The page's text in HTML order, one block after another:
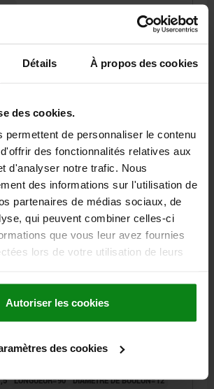
Détails À propos des cookies
des cookies.
permettent de personnaliser le contenu
des fonctionnalités relatives aux
d'analyser notre trafic. Nous
des informations sur l'utilisation de
partenaires de médias sociaux, de
qui peuvent combiner celles-ci
que vous leur avez fournies
lors de votre utilisation de leurs
Autoriser les cookies
des cookies
ENCOCHE D'ARRÊT SANS CONTRE-ÉCROU
L3=25 COURSE S=15
2003410
DÉTAILS
T. 4 D1=M20X1,5, D=12, FORME:C
INOX. 1.4305 NATUREL
LONGUEUR=90 DIAMÈTRE DE BOULON=12